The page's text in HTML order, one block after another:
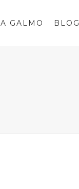
A GALMO BLOG